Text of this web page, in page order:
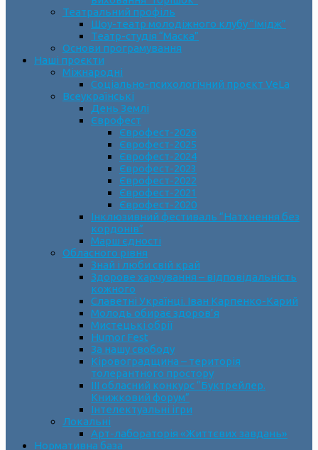
Театральний профіль
Шоу-театр молодіжного клубу “Імідж”
Театр-студія “Маска”
Основи програмування
Наші проєкти
Міжнародні
Соціально-психологічний проєкт VeLa
Всеукраїнські
День Землі
Єврофест
Єврофест-2026
Єврофест-2025
Єврофест-2024
Єврофест-2023
Єврофест-2022
Єврофест-2021
Єврофест-2020
Інклюзивний фестиваль “Натхнення без
кордонів”
Марш єдності
Обласного рівня
Знай і люби свій край
Здорове харчування – відповідальність
кожного
Славетні Українці. Іван Карпенко-Карий
Молодь обирає здоров’я
Мистецькі обрії
Humor Fest
За нашу свободу
Кіровоградщина – територія
толерантного простору
ІII обласний конкурс “Буктрейлер.
Книжковий форум”
Інтелектуальні ігри
Локальні
Арт-лабораторія «Життєвих завдань»
Нормативна база